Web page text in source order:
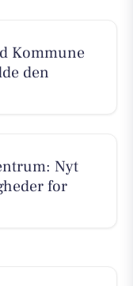
Kommune
den
Nyt
for